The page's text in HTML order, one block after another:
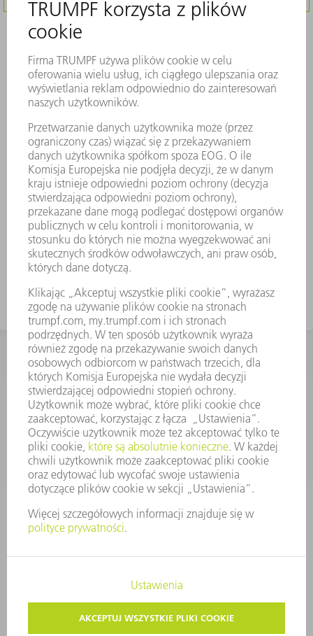
KONTAKT
Dział Części Zamiennych i Narzędzi
48225753936
8.00 - 17.00
czesci.zamienne@trumpf.com
PRAWA AUTORSKIE I PRAWA DOTYCZĄCE ZNAKÓW TOWAROWYCH
WARUNKI UŻYTKOWANIA